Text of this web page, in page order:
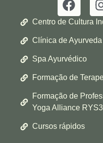
Centro de Cultura
Clínica de
Spa Ayurvédico
Formação de
Formação de
Yoga Alliance
Cursos rápidos